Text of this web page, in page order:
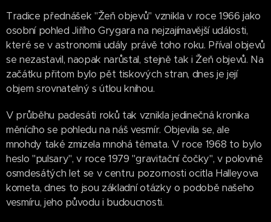
Tradice přednášek "Žeň objevů" vznikla v roce 1966 jako
osobní pohled Jiřího Grygara na nejzajímavější události,
které se v astronomii udály právě toho roku. Příval objevů
se nezastavil, naopak narůstal, stejně tak i Žeň objevů. Na
začátku přitom bylo pět tiskových stran, dnes je její
objem srovnatelný s útlou knihou.
V průběhu padesáti roků tak vznikla jedinečná kronika
měnícího se pohledu na náš vesmír. Objevila se, ale
mnohdy také zmizela mnohá témata. V roce 1968 to bylo
heslo "pulsary", v roce 1979 "gravitační čočky", v polovině
osmdesátých let se v centru pozornosti ocitla Halleyova
kometa, dnes to jsou základní otázky o podobě našeho
vesmíru, jeho původu i budoucnosti.